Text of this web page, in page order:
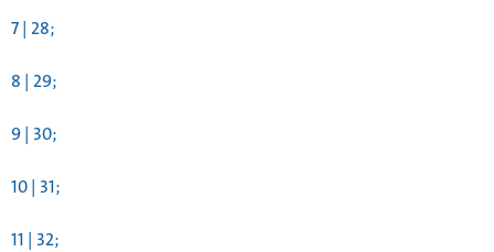
7 | 28;
8 | 29;
9 | 30;
10 | 31;
11 | 32;